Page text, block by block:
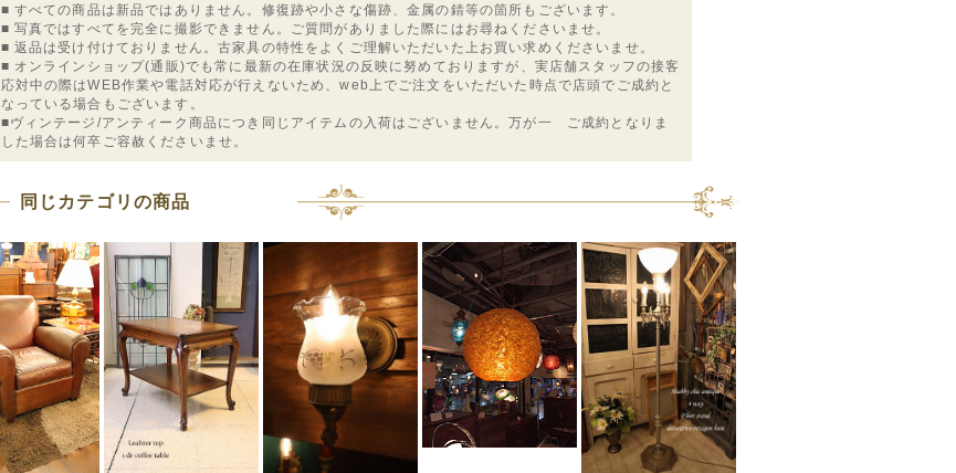
■ すべての商品は新品ではありません。修復跡や小さな傷跡、金属の錆等の箇所もございます。
■ 写真ではすべてを完全に撮影できません。ご質問がありました際にはお尋ねくださいませ。
■ 返品は受け付けておりません。古家具の特性をよくご理解いただいた上お買い求めくださいませ。
■ オンラインショップ(通販)でも常に最新の在庫状況の反映に努めておりますが、実店舗スタッフの接客
応対中の際はWEB作業や電話対応が行えないため、web上でご注文をいただいた時点で店頭でご成約と
なっている場合もございます。
■ヴィンテージ/アンティーク商品につき同じアイテムの入荷はございません。万が一 ご成約となりま
した場合は何卒ご容赦くださいませ。
同じカテゴリの商品